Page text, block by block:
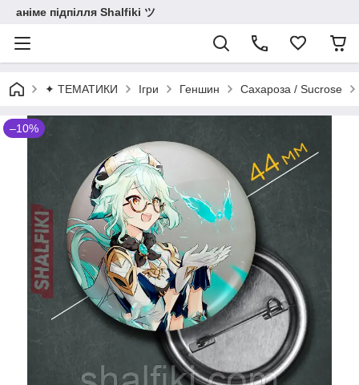
аніме підпілля Shalfiki ツ
✦ ТЕМАТИКИ Ігри Геншин Сахароза / Sucrose
–10%